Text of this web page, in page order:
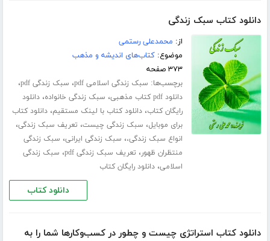
دانلود کتاب سبک زندگی
از: محمدعلی رستمی
موضوع:کتاب‌های اندیشه و مذهب
۳۷۳ صفحه
برچسب‌ها: سبک زندگی اسلامی pdf ، سبک زندگی pdf ،
دانلود pdf کتاب مذهبی ، سبک زندگی خانواده،دانلود
رایگان کتاب،دانلود کتاب با لینک مستقیم،دانلود کتاب
برای موبایل، سبک زندگی چیست، تعریف سبک زندگی،
انواع سبک زندگی،، سبک زندگی ایرانی، سبک زندگی
منتظران ظهور، تعریف سبک زندگی pdf ، سبک زندگی
اسلامی،دانلود رایگان کتاب
دانلود کتاب
دانلود کتاب استراتژی چیست و چطور در کسب‌و‌کارها شما را به